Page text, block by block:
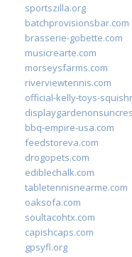
sportszilla.org
batchprovisionsbar.com
brasserie-gobette.com
musicrearte.com
morseysfarms.com
riverviewtennis.com
official-kelly-toys-
bbq-empire-usa.com
feedstoreva.com
drogopets.com
ediblechalk.com
tabletennisnearme.com
oaksofa.com
soultacohtx.com
capishcaps.com
gpsyfl.org